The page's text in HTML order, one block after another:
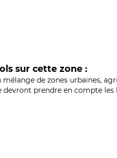
sur cette zone :
de zones urbaines,
prendre en compte les